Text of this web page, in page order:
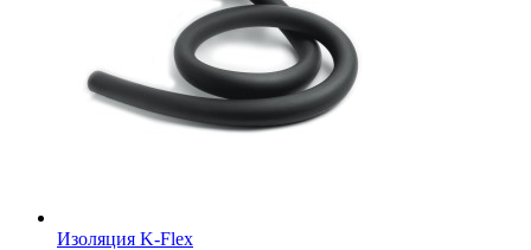
Изоляция K-Flex